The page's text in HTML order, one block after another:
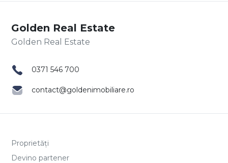
Golden Real Estate
0371 546 700
contact@goldenimobiliare.ro
Proprietăți
Devino partener